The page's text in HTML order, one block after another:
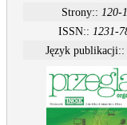
Strony:: 120-
ISSN:: 1231-
Język publikacji::